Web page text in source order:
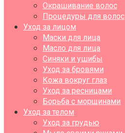
Окрашивание волос
Процедуры для волос
Уход за лицом
Маски для лица
Масло для лица
Синяки и ушибы
Уход за бровями
Кожа вокруг глаз
Уход за ресницами
Борьба с морщинами
Уход за телом
Уход за грудью